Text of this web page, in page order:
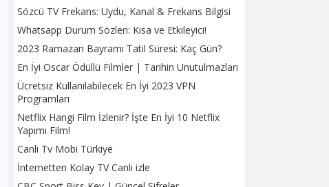
Sözcü TV Frekans: Uydu, Kanal & Frekans Bilgisi
Whatsapp Durum Sözleri: Kısa ve Etkileyici!
2023 Ramazan Bayramı Tatil Süresi: Kaç Gün?
En İyi Oscar Ödüllü Filmler | Tarihin Unutulmazları
Ücretsiz Kullanılabilecek En İyi 2023 VPN
Programları
Netflix Hangi Film İzlenir? İşte En İyi 10 Netflix
Yapımı Film!
Canlı Tv Mobi Türkiye
İnternetten Kolay TV Canlı izle